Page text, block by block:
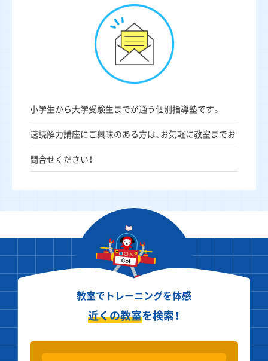
小学生から大学受験生までが通う個別指導塾です。
速読解力講座にご興味のある方は、お気軽に教室までお
問合せください！
教室でトレーニングを体感
近くの教室を検索！